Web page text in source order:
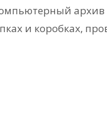
и коробках,